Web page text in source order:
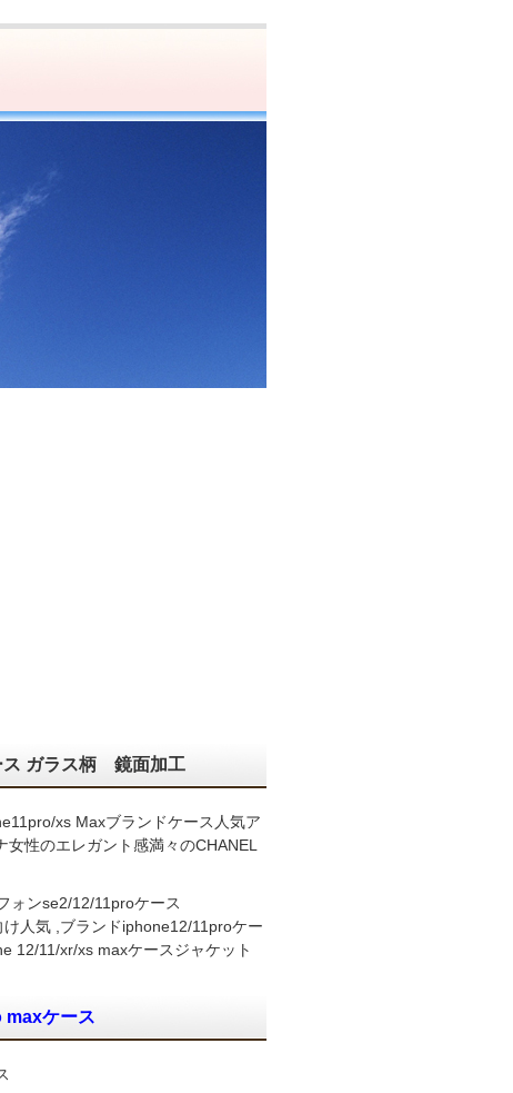
ス ガラス柄 鏡面加工
xs Maxブランドケース人気ア
性のエレガント感満々のCHANEL
ォンse2/12/11proケース
人気 ,ブランドiphone12/11proケー
12/11/xr/xs maxケースジャケット
maxケース